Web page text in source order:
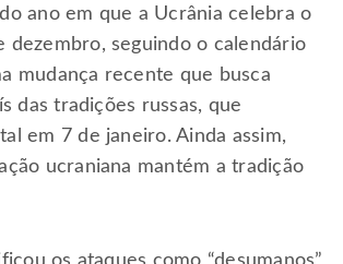
ano em que a Ucrânia celebra o
dezembro, seguindo o calendário
mudança recente que busca
das tradições russas, que
em 7 de janeiro. Ainda assim,
ucraniana mantém a tradição